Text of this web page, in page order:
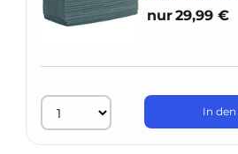
nur29,99 €
In